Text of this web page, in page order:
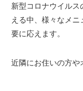
新型コロナウイルス
える中、様々なメ
要に応えます。
近隣にお住いの方や